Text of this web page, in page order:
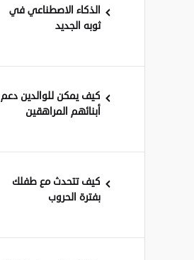
الذكاء الاصطناعي في
ثوبه الجديد
كيف يمكن للوالدين دعم
أبنائهم المراهقين
كيف تتحدث مع طفلك
بفترة الحروب